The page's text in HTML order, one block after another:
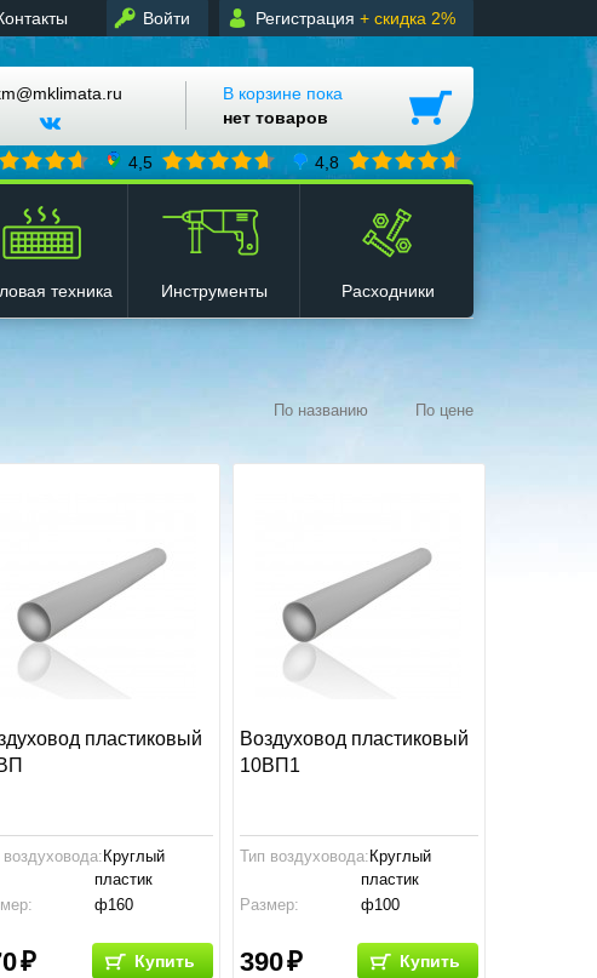
Войти Регистрация + скидка 2%
В корзине пока
нет товаров
4,5 4,8
техника Инструменты Расходники
По названию По цене
пластиковый
воздуховода: Круглый
пластик
ф160
Купить
Воздуховод пластиковый
10ВП1
Тип воздуховода: Круглый
пластик
Размер:
ф100
390 Купить